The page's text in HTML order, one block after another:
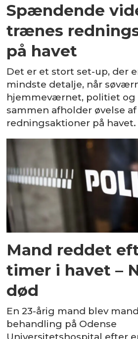
Spændende
trænes
på havet
Det er et stort set-up, der
mindste detalje, når
hjemmeværnet, politiet
sammen afholder øvelse af
redningsaktioner på havet.
Mand reddet
timer i havet –
død
En 23-årig mand blev
behandling på Odense
Universitetshospital efter